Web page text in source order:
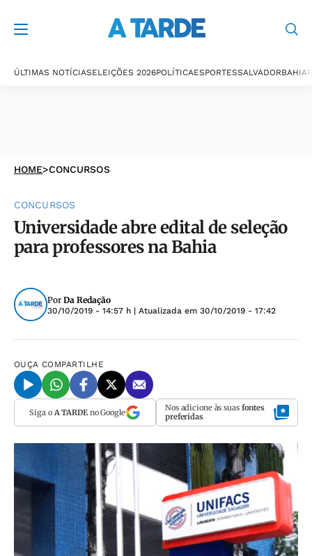
ÚLTIMAS NOTÍCIASELEIÇÕES 2026POLÍTICAESPORTESSALVADORBAHIA
HOME>CONCURSOS
CONCURSOS
Universidade abre edital de seleção
para professores na Bahia
Por Da Redação
30/10/2019 - 14:57 h | Atualizada em 30/10/2019 - 17:42
OUÇA COMPARTILHE
Siga o A TARDEno Google Nos adicione às suas fontes
preferidas